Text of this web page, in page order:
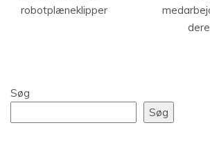
robotplæneklipper
Søg
Søg